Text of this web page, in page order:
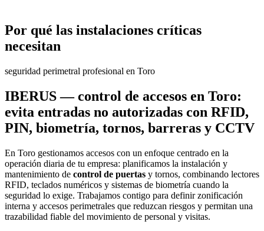
Por qué las instalaciones críticas
necesitan
seguridad perimetral profesional en Toro
IBERUS — control de accesos en Toro:
evita entradas no autorizadas con RFID,
PIN, biometría, tornos, barreras y CCTV
En Toro gestionamos accesos con un enfoque centrado en la
operación diaria de tu empresa: planificamos la instalación y
mantenimiento de control de puertas y tornos, combinando lectores
RFID, teclados numéricos y sistemas de biometría cuando la
seguridad lo exige. Trabajamos contigo para definir zonificación
interna y accesos perimetrales que reduzcan riesgos y permitan una
trazabilidad fiable del movimiento de personal y visitas.